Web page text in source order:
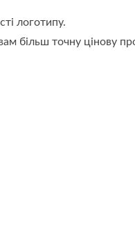
логотипу.
більш точну цінову